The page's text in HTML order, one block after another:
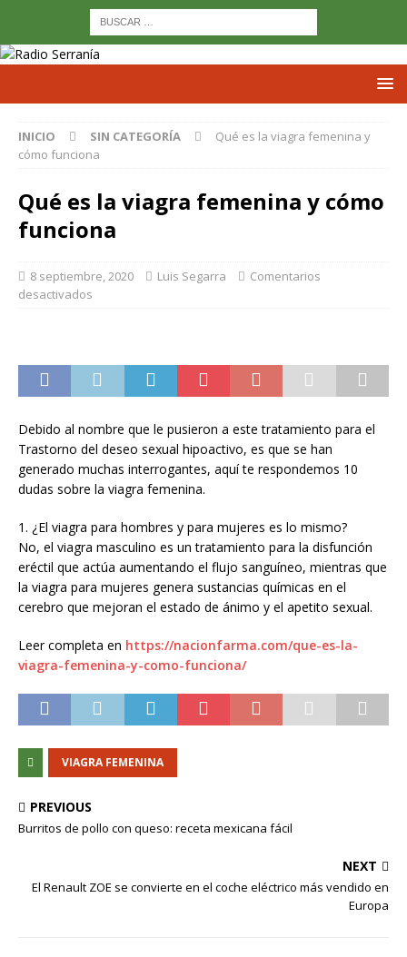
INICIO SIN CATEGORÍA
Qué es la viagra femenina y
cómo funciona
Qué es la viagra femenina y cómo
funciona
8 septiembre, 2020 Luis Segarra
Comentarios
desactivados
Debido al nombre que le pusieron a este tratamiento para el
Trastorno del deseo sexual hipoactivo, es que se han
generado muchas interrogantes, aquí te respondemos 10
dudas sobre la viagra femenina.
1. ¿El viagra para hombres y para mujeres es lo mismo?
No, el viagra masculino es un tratamiento para la disfunción
eréctil que actúa aumentando el flujo sanguíneo, mientras que
la viagra para mujeres genera sustancias químicas en el
cerebro que mejoran el estado de ánimo y el apetito sexual.
Leer completa en https://nacionfarma.com/que-es-la-
viagra-femenina-y-como-funciona/
VIAGRA FEMENINA
PREVIOUS
Burritos de pollo con queso: receta mexicana fácil
NEXT
El Renault ZOE se convierte en el coche eléctrico más vendido en
Europa